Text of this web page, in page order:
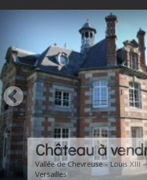
Château à
Vallée de Chevreuse - Louis XIII
Versailles